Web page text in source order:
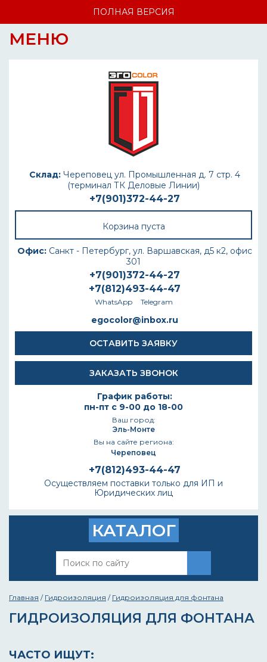
ПОЛНАЯ ВЕРСИЯ
МЕНЮ
Склад: Череповец ул. Промышленная д. 7 стр. 4
(терминал ТК Деловые Линии)
+7(901)372-44-27
Корзина пуста
Офис: Санкт - Петербург, ул. Варшавская, д5 к2, офис
301
+7(901)372-44-27
+7(812)493-44-47
WhatsApp Telegram
egocolor@inbox.ru
ОСТАВИТЬ ЗАЯВКУ
ЗАКАЗАТЬ ЗВОНОК
График работы:
пн-пт с 9-00 до 18-00
Ваш город:
Эль-Монте
Вы на сайте региона:
Череповец
+7(812)493-44-47
Осуществляем поставки только для ИП и
Юридических лиц
КАТАЛОГ
Главная / Гидроизоляция / Гидроизоляция для фонтана
ГИДРОИЗОЛЯЦИЯ ДЛЯ ФОНТАНА
ЧАСТО ИЩУТ: